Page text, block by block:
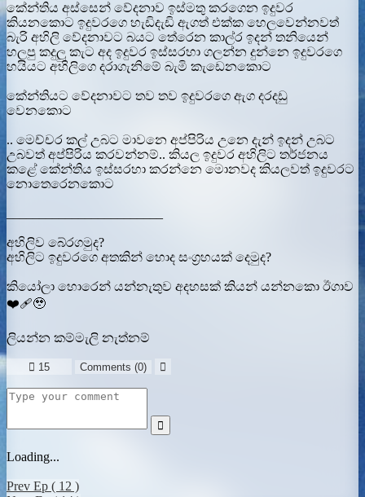
කේන්තිය අස්සෙන් වේදනාව ඉස්මතු කරගෙන ඉදුවර
කියනකොට ඉදුවරගෙ හැඩිදැඩි ඇගත් එක්ක හෙලවෙන්නවත්
බැරි අහිලි වේදනාවට බයට තේරෙන කාල්‍ර ඉදන් තනියෙන්
හලපු කදුලු කැට අද ඉදුවර ඉස්සරහා ගලන්න දුන්නෙ ඉදුවරගෙ
හයියට අහිලිගෙ දරාගැනිමේ බැමි කැඩෙනකොට
කේන්තියට වේදනාවට තව තව ඉදුවරගෙ ඇග දරදඩු
වෙනකොට
.. මෙච්චර කල් උබට මාවනෙ අප්පිරිය උනෙ දැන් ඉදන් උබට
උබවත් අප්පිරිය කරවන්නම්.. කියල ඉදුවර අහිලිට තර්ජනය
කළේ කේන්තිය ඉස්සරහා කරන්නෙ මොනවද කියලවත් ඉදුවරට
නොතෙරෙනකොට
අහිලිව බේරගමුද?
අහිලිට ඉදුවරගෙ අතකින් හොද සංග්‍රහයක් දෙමුද?
කියෝලා හොරෙන් යන්නැතුව අදහසක් කියන් යන්නකො ඊගාව
❤️‍🩹🥹
ලියන්න කම්මැලි නැත්නම්
 15 Comments (0) 

Loading...
Prev Ep ( 12 )